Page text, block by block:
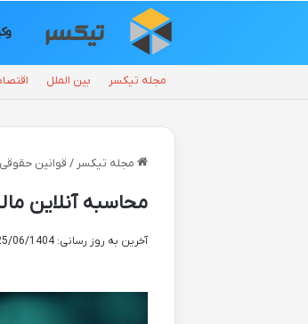
مجله تیکسر بین الملل
مجله تیکسر / قوانین حقوقی
محاسبه آنلاین
آخرین به روز رسانی: 25/06/1404